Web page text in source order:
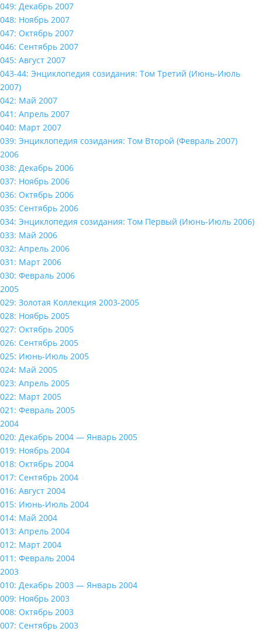
049: Декабрь 2007
048: Ноябрь 2007
047: Октябрь 2007
046: Сентябрь 2007
045: Август 2007
043-44: Энциклопедия созидания: Том Третий (Июнь-Июль
2007)
042: Май 2007
041: Апрель 2007
040: Март 2007
039: Энциклопедия созидания: Том Второй (Февраль 2007)
2006
038: Декабрь 2006
037: Ноябрь 2006
036: Октябрь 2006
035: Сентябрь 2006
034: Энциклопедия созидания: Том Первый (Июнь-Июль 2006)
033: Май 2006
032: Апрель 2006
031: Март 2006
030: Февраль 2006
2005
029: Золотая Коллекция 2003-2005
028: Ноябрь 2005
027: Октябрь 2005
026: Сентябрь 2005
025: Июнь-Июль 2005
024: Май 2005
023: Апрель 2005
022: Март 2005
021: Февраль 2005
2004
020: Декабрь 2004 — Январь 2005
019: Ноябрь 2004
018: Октябрь 2004
017: Сентябрь 2004
016: Август 2004
015: Июнь-Июль 2004
014: Май 2004
013: Апрель 2004
012: Март 2004
011: Февраль 2004
2003
010: Декабрь 2003 — Январь 2004
009: Ноябрь 2003
008: Октябрь 2003
007: Сентябрь 2003